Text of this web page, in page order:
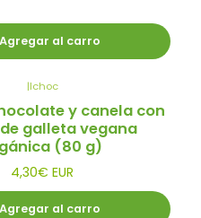
Agregar al carro
|Ichoc
y canela con
galleta vegana
(80 g)
4,30€ EUR
Agregar al carro